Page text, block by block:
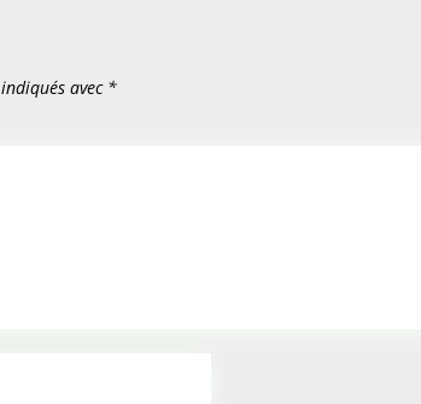
avec *